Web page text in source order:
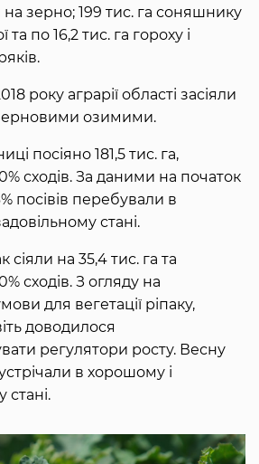
на зерно; 199 тис. га соняшнику
та по 16,2 тис. га гороху і
року аграрії області засіяли
зерновими озимими.
посіяно 181,5 тис. га,
сходів. За даними на початок
посівів перебували в
стані.
сіяли на 35,4 тис. га та
сходів. З огляду на
для вегетації ріпаку,
доводилося
регулятори росту. Весну
в хорошому і
стані.